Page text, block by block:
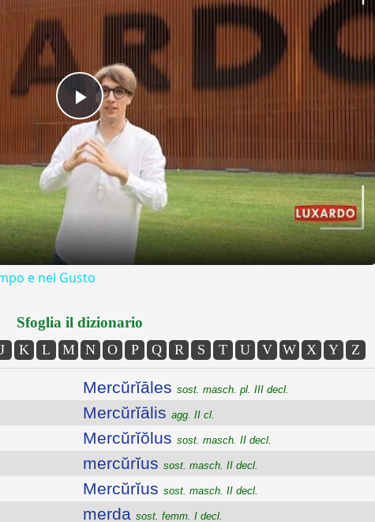
Play
Video
e nel Gusto
Sfoglia il dizionario
J K L M N O P Q R S T U V W X Y Z
Mercŭrĭāles sost. masch. pl. III decl.
Mercŭrĭālis agg. II cl.
Mercŭrĭŏlus sost. masch. II decl.
mercŭrĭus sost. masch. II decl.
Mercŭrĭus sost. masch. II decl.
merda sost. femm. I decl.